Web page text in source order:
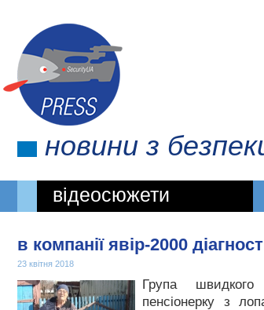
новини з
відеосюжети
в компанії явір-2000
23 квітня 2018
Група швидкого
пенсіонерку з